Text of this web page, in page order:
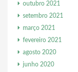
outubro 2021
setembro 2021
março 2021
fevereiro 2021
agosto 2020
junho 2020